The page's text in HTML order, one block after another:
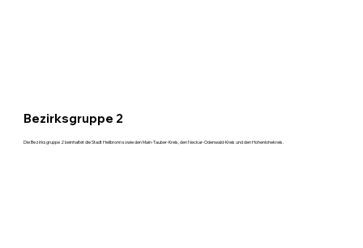
Bezirksgruppe 2
Die Bezirksgruppe 2 beinhaltet die Stadt Heilbronn sowie den Main-Tauber-Kreis, den Neckar-Odenwald-Kreis und den Hohenlohekreis.